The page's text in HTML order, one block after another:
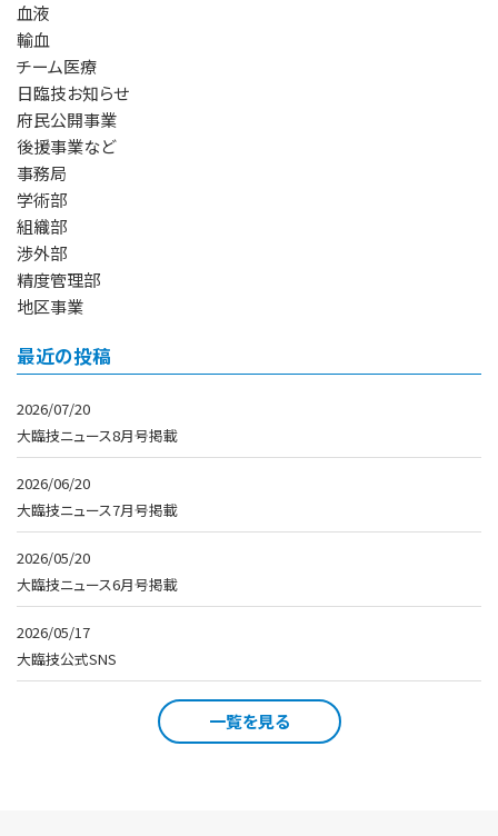
血液
輸血
チーム医療
日臨技お知らせ
府民公開事業
後援事業など
事務局
学術部
組織部
渉外部
精度管理部
地区事業
最近の投稿
2026/07/20
大臨技ニュース8月号掲載
2026/06/20
大臨技ニュース7月号掲載
2026/05/20
大臨技ニュース6月号掲載
2026/05/17
大臨技公式SNS
一覧を見る